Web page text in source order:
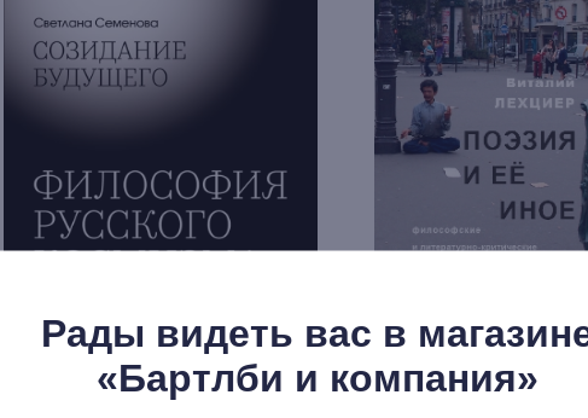
Рады видеть вас в
«Бартлби и компания»
Светлана Семёнова: Философия
русского космизма
Виталий Лехциер: Поэзия
Философские и